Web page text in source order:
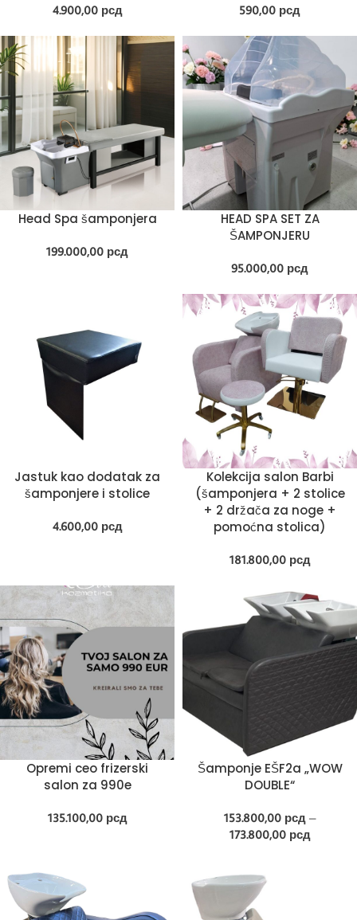
4.900,00 рсд 590,00 рсд
Head Spa šamponjera
199.000,00 рсд
HEAD SPA SET ZA
ŠAMPONJERU
95.000,00 рсд
Jastuk kao dodatak za
šamponjere i stolice
4.600,00 рсд
Kolekcija salon Barbi
(šamponjera + 2 stolice
+ 2 držača za noge +
pomoćna stolica)
181.800,00 рсд
Opremi ceo frizerski
salon za 990e
135.100,00 рсд
Šamponje EŠF2a „WOW
DOUBLE“
153.800,00 рсд –
173.800,00 рсд